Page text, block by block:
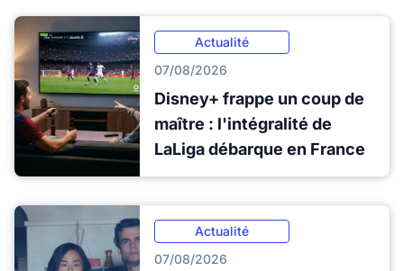
Actualité
07/08/2026
Disney+ frappe un coup de
maître : l'intégralité de
LaLiga débarque en France
Actualité
07/08/2026